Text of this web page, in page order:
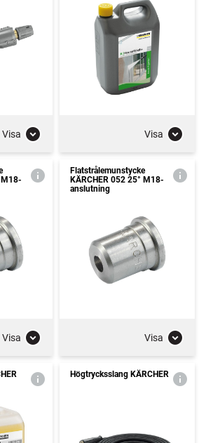
Visa Visa
M18-
Visa
Flatstrålemunstycke
KÄRCHER 052 25° M18-
anslutning
Visa
Högtrycksslang KÄRCHER